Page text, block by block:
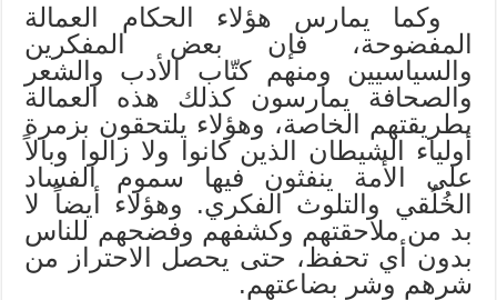
وكما يمارس هؤلاء الحكام العمالة
المفضوحة، فإن بعض المفكرين
والسياسيين ومنهم كتّاب الأدب والشعر
والصحافة يمارسون كذلك هذه العمالة
بطريقتهم الخاصة، وهؤلاء يلتحقون بزمرة
أولياء الشيطان الذين كانوا ولا زالوا وبالاً
على الأمة ينفثون فيها سموم الفساد
الخُلُقي والتلوث الفكري. وهؤلاء أيضاً لا
بد من ملاحقتهم وكشفهم وفضحهم للناس
بدون أي تحفظ، حتى يحصل الاحتراز من
شرهم وشر بضاعتهم.